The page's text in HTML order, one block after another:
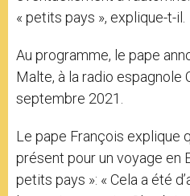
« petits pays », explique-t-il.
Au programme, le pape
Malte, à la radio espagnole
septembre 2021.
Le pape François explique
présent pour un voyage en
petits pays »: « Cela a été